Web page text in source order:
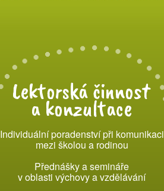
Lektorská činnost
a konzultace
Individuální poradenství při komunikaci
mezi školou a rodinou
Přednášky a semináře
v oblasti výchovy a vzdělávání